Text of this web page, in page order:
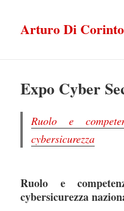
Arturo Di Corinto
Expo Cyber
Ruolo e
cybersicurezza
Ruolo e
cybersicurezza